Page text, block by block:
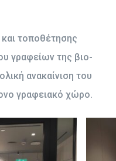
τοποθέτησης
γραφείων της βιο-
ανακαίνιση του
γραφειακό χώρο.